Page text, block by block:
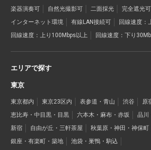
楽器演奏可
自然光撮影可 二面採光
完全遮光可
インターネット環境
有線LAN接続可
回線速度：
回線速度：上り100Mbps以上
回線速度：下り
エリアで探す
東京
東京都内 東京23区内 表参道・青山 渋谷
原
恵比寿・中目黒・目黒
六本木・麻布・赤坂
品川
新宿
自由が丘・三軒茶屋
秋葉原・神田・神保町
銀座・有楽町・築地
池袋・巣鴨・駒込